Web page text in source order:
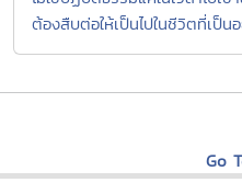
ต้องสืบต่อให้เป็นไปในชีวิตที่เป็น
Go